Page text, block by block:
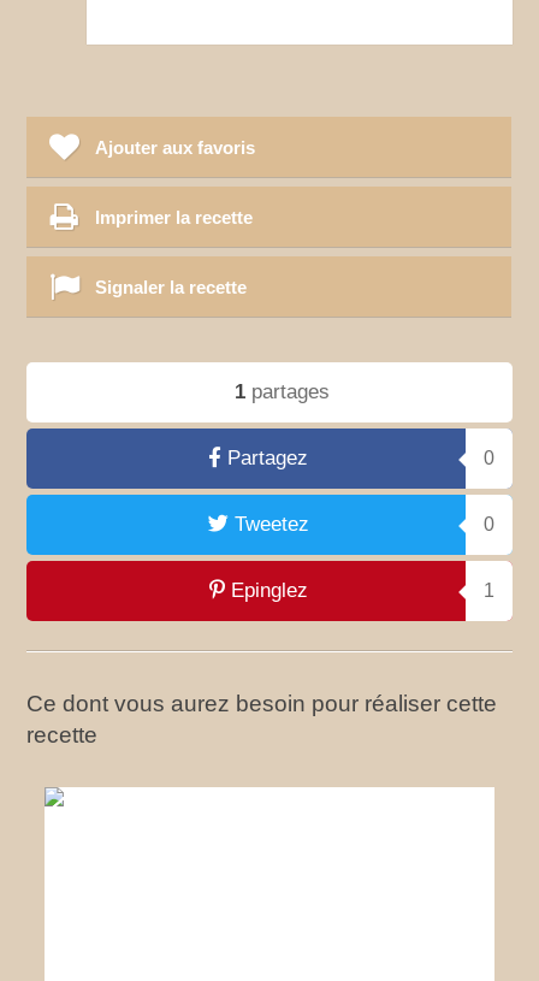
Ajouter aux favoris
Imprimer la recette
Signaler la recette
1partages
Partagez 0
Tweetez 0
Epinglez 1
Ce dont vous aurez besoin pour réaliser cette
recette